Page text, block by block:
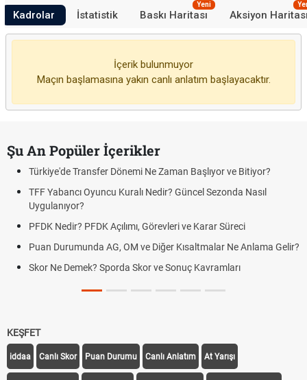
Kadrolar İstatistik Baskı Haritası
Yeni
Aksiyon
İçerik bulunmuyor
Maçın başlamasına yakın canlı anlatım başlayacaktır.
Şu An Popüler İçerikler
Türkiye'de Transfer Dönemi Ne Zaman Başlıyor ve Bitiyor?
TFF Yabancı Oyuncu Kuralı Nedir? Güncel Sezonda Nasıl
Uygulanıyor?
PFDK Nedir? PFDK Açılımı, Görevleri ve Karar Süreci
Puan Durumunda AG, OM ve Diğer Kısaltmalar Ne Anlama Gelir?
Skor Ne Demek? Sporda Skor ve Sonuç Kavramları
KEŞFET
iddaa Canlı Skor Puan Durumu Canlı Anlatım At Yarışı